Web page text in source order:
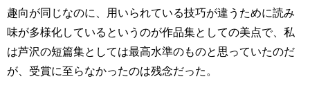
趣向が同じなのに、用いられている技巧が違うために読み
味が多様化しているというのが作品集としての美点で、私
は芦沢の短篇集としては最高水準のものと思っていたのだ
が、受賞に至らなかったのは残念だった。